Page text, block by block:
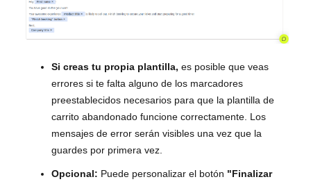
Si creas tu propia plantilla, es posible que veas
errores si te falta alguno de los marcadores
preestablecidos necesarios para que la plantilla de
carrito abandonado funcione correctamente. Los
mensajes de error serán visibles una vez que la
guardes por primera vez.
Opcional: Puede personalizar el botón "Finalizar